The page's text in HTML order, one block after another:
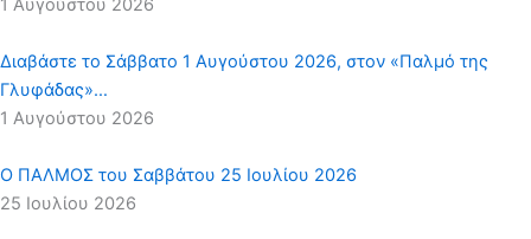
1 Αυγούστου 2026
Διαβάστε το Σάββατο 1 Αυγούστου 2026, στον «Παλμό της
Γλυφάδας»…
1 Αυγούστου 2026
Ο ΠΑΛΜΟΣ του Σαββάτου 25 Ιουλίου 2026
25 Ιουλίου 2026